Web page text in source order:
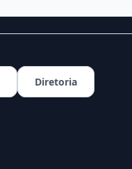
Diretoria